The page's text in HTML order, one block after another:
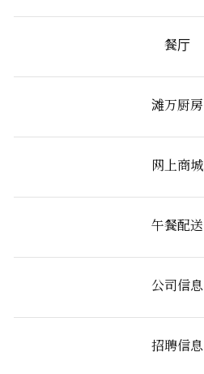
餐厅
滩万厨房
网上商城
午餐配送
公司信息
招聘信息